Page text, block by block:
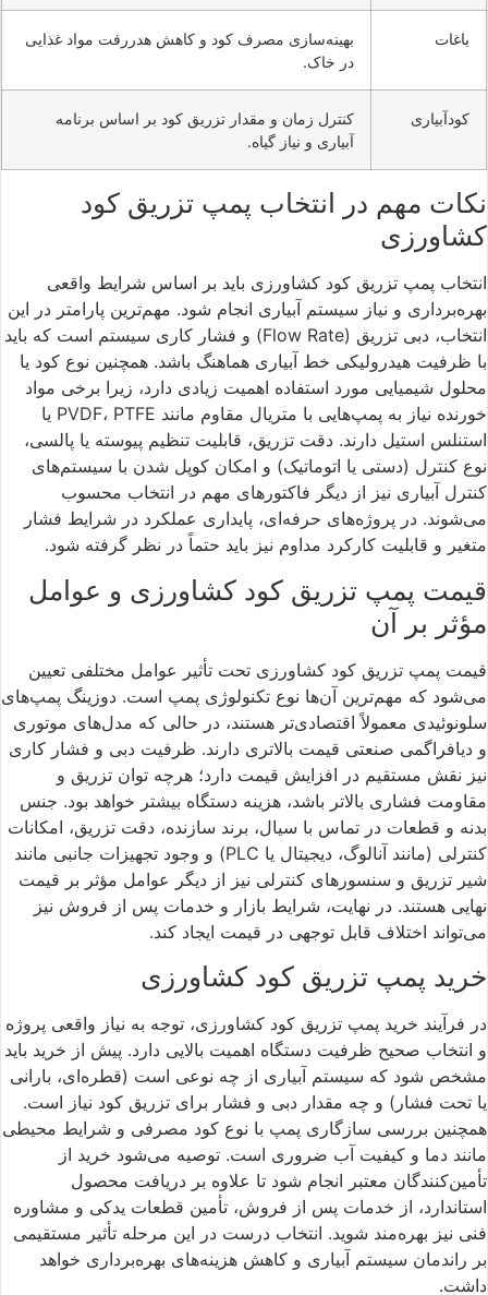
باغات
بهینه‌سازی مصرف کود و کاهش هدررفت مواد غذایی
در خاک.
کودآبیاری
کنترل زمان و مقدار تزریق کود بر اساس برنامه
آبیاری و نیاز گیاه.
نکات مهم در انتخاب پمپ تزریق کود
کشاورزی
انتخاب پمپ تزریق کود کشاورزی باید بر اساس شرایط واقعی
بهره‌برداری و نیاز سیستم آبیاری انجام شود. مهم‌ترین پارامتر در این
انتخاب، دبی تزریق (Flow Rate) و فشار کاری سیستم است که باید
با ظرفیت هیدرولیکی خط آبیاری هماهنگ باشد. همچنین نوع کود یا
محلول شیمیایی مورد استفاده اهمیت زیادی دارد، زیرا برخی مواد
خورنده نیاز به پمپ‌هایی با متریال مقاوم مانند PVDF، PTFE یا
استنلس استیل دارند. دقت تزریق، قابلیت تنظیم پیوسته یا پالسی،
نوع کنترل (دستی یا اتوماتیک) و امکان کوپل شدن با سیستم‌های
کنترل آبیاری نیز از دیگر فاکتورهای مهم در انتخاب محسوب
می‌شوند. در پروژه‌های حرفه‌ای، پایداری عملکرد در شرایط فشار
متغیر و قابلیت کارکرد مداوم نیز باید حتماً در نظر گرفته شود.
قیمت پمپ تزریق کود کشاورزی و عوامل
مؤثر بر آن
قیمت پمپ تزریق کود کشاورزی تحت تأثیر عوامل مختلفی تعیین
می‌شود که مهم‌ترین آن‌ها نوع تکنولوژی پمپ است. دوزینگ پمپ‌های
سلونوئیدی معمولاً اقتصادی‌تر هستند، در حالی که مدل‌های موتوری
و دیافراگمی صنعتی قیمت بالاتری دارند. ظرفیت دبی و فشار کاری
نیز نقش مستقیم در افزایش قیمت دارد؛ هرچه توان تزریق و
مقاومت فشاری بالاتر باشد، هزینه دستگاه بیشتر خواهد بود. جنس
بدنه و قطعات در تماس با سیال، برند سازنده، دقت تزریق، امکانات
کنترلی (مانند آنالوگ، دیجیتال یا PLC) و وجود تجهیزات جانبی مانند
شیر تزریق و سنسورهای کنترلی نیز از دیگر عوامل مؤثر بر قیمت
نهایی هستند. در نهایت، شرایط بازار و خدمات پس از فروش نیز
می‌تواند اختلاف قابل توجهی در قیمت ایجاد کند.
خرید پمپ تزریق کود کشاورزی
در فرآیند خرید پمپ تزریق کود کشاورزی، توجه به نیاز واقعی پروژه
و انتخاب صحیح ظرفیت دستگاه اهمیت بالایی دارد. پیش از خرید باید
مشخص شود که سیستم آبیاری از چه نوعی است (قطره‌ای، بارانی
یا تحت فشار) و چه مقدار دبی و فشار برای تزریق کود نیاز است.
همچنین بررسی سازگاری پمپ با نوع کود مصرفی و شرایط محیطی
مانند دما و کیفیت آب ضروری است. توصیه می‌شود خرید از
تأمین‌کنندگان معتبر انجام شود تا علاوه بر دریافت محصول
استاندارد، از خدمات پس از فروش، تأمین قطعات یدکی و مشاوره
فنی نیز بهره‌مند شوید. انتخاب درست در این مرحله تأثیر مستقیمی
بر راندمان سیستم آبیاری و کاهش هزینه‌های بهره‌برداری خواهد
داشت.